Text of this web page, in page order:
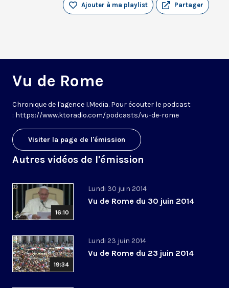
Partager
Ajouter à ma playlist
Vu de Rome
Chronique de l'agence I.Media. Pour écouter le podcast
: https://www.ktoradio.com/podcasts/vu-de-rome
Visiter la page de l'émission
Autres vidéos de l'émission
16:10
Lundi 30 juin 2014
Vu de Rome du 30 juin 2014
19:34
Lundi 23 juin 2014
Vu de Rome du 23 juin 2014